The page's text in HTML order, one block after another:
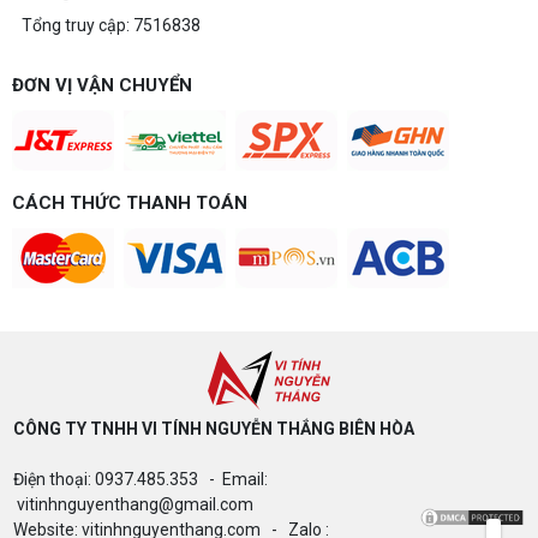
Build PC gaming 20 triệu: Chiến game,
chơi game của bạn.
Build PC gaming 15 triệu chơi được
Build PC gaming 15 triệu chơi được game gì? Vi
dễ nâng cấp CPU/VGA sau này, tư vấn miễn phí
theo đúng ngân sách.
Build PC gaming theo ngân sách từ 10-40 triệu:
cách phân bổ CPU, GPU, RAM hợp lý, chọn
Intel/AMD và tránh sai tương thích. Tư vấn miễn
phí tại Vi tính Nguyễn Thắng.
GIGABYTE & INTEL CORE ULTRA 200S
PLUS – NHẬN VOUCHER ĐẾN 800K
Tổng truy cập: 7516838
ĐƠN VỊ VẬN CHUYỂN
CÁCH THỨC THANH TOÁN
CÔNG TY TNHH VI TÍNH NGUYỄN THẮNG BIÊN HÒA​
Điện thoại: 0937.485.353 - Email:
vitinhnguyenthang@gmail.com
Website: vitinhnguyenthang.com - Zalo :